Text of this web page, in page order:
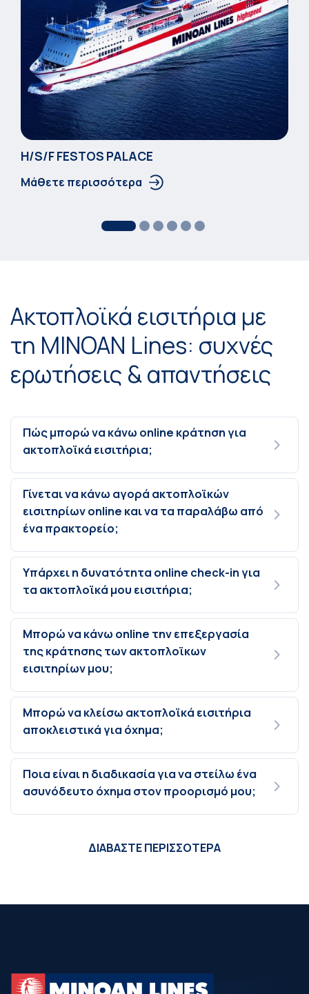
Η/S/F FESTOS PALACΕ
Μάθετε περισσότερα
Ακτοπλοϊκά εισιτήρια με
τη MINOAN Lines: συχνές
ερωτήσεις & απαντήσεις
Πώς μπορώ να κάνω online κράτηση για
ακτοπλοϊκά εισιτήρια;
Γίνεται να κάνω αγορά ακτοπλοϊκών
εισιτηρίων online και να τα παραλάβω από
ένα πρακτορείο;
Υπάρχει η δυνατότητα online check-in για
τα ακτοπλοϊκά μου εισιτήρια;
Μπορώ να κάνω online την επεξεργασία
της κράτησης των ακτοπλοϊκων
εισιτηρίων μου;
Μπορώ να κλείσω ακτοπλοϊκά εισιτήρια
αποκλειστικά για όχημα;
Ποια είναι η διαδικασία για να στείλω ένα
ασυνόδευτο όχημα στον προορισμό μου;
ΔΙΑΒΑΣΤΕ ΠΕΡΙΣΣΟΤΕΡΑ